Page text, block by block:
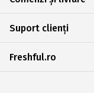
Suport clienți
Freshful.ro